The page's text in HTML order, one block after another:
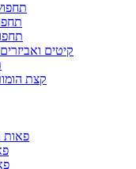
קיטים
קצת
פאות